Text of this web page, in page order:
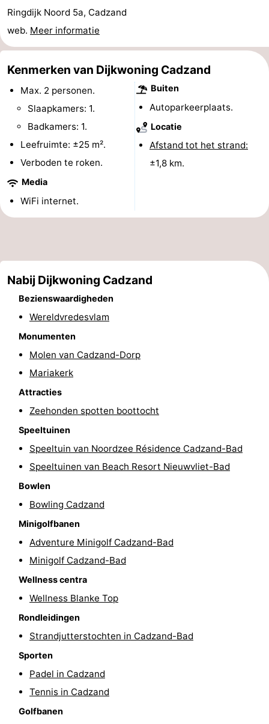
Nieuwvliet-
Meulinge
EuroParcs
-
Noordzee
Résidence
Cadzand-
Bad
-
Resort
Nieuwvliet-
Bad
-
Schoneveld
Strand
Nieuwvliet-
-
Zonneweelde
-
Zien
doen
Monumenten
Molens
Uitkijkpunten
Attracties
Rondvaarten
Speeltuinen
Bowlen
centra
Dorpen
Steden
Natuur
Sporten
Ringdijk Noord 5a, Cadzand
web. Meer informatie
Kenmerken van Dijkwoning Cadzand
Max. 2 personen.
Slaapkamers: 1.
Badkamers: 1.
Leefruimte: ±25 m².
Verboden te roken.
Media
WiFi internet.
Buiten
Autoparkeerplaats.
Locatie
Afstand tot het strand:
±1,8 km.
Nabij Dijkwoning Cadzand
Bezienswaardigheden
Wereldvredesvlam
Monumenten
Molen van Cadzand-Dorp
Mariakerk
Attracties
Zeehonden spotten boottocht
Speeltuinen
Speeltuin van Noordzee Résidence Cadzand-Bad
Speeltuinen van Beach Resort Nieuwvliet-Bad
Bowlen
Bowling Cadzand
Minigolfbanen
Adventure Minigolf Cadzand-Bad
Minigolf Cadzand-Bad
Wellness centra
Wellness Blanke Top
Rondleidingen
Strandjutterstochten in Cadzand-Bad
Sporten
Padel in Cadzand
Tennis in Cadzand
Golfbanen